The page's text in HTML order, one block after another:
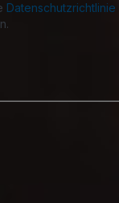
Datenschutzrichtlinie